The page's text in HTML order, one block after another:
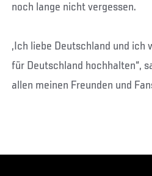
noch lange nicht vergessen.
„Ich liebe Deutschland und ich
für Deutschland hochhalten“,
allen meinen Freunden und